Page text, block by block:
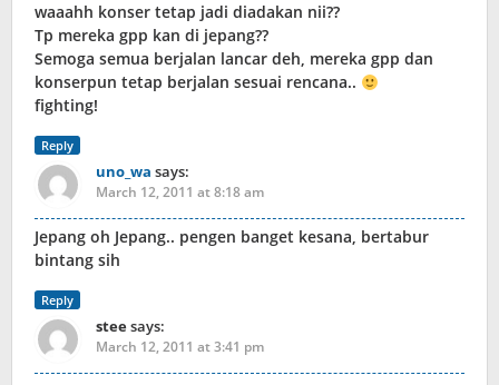
waaahh konser tetap jadi diadakan nii??
Tp mereka gpp kan di jepang??
Semoga semua berjalan lancar deh, mereka gpp dan
konserpun tetap berjalan sesuai rencana..
fighting!
Reply
uno_wa says:
March 12, 2011 at 8:18 am
Jepang oh Jepang.. pengen banget kesana, bertabur
bintang sih
Reply
steesays:
March 12, 2011 at 3:41 pm